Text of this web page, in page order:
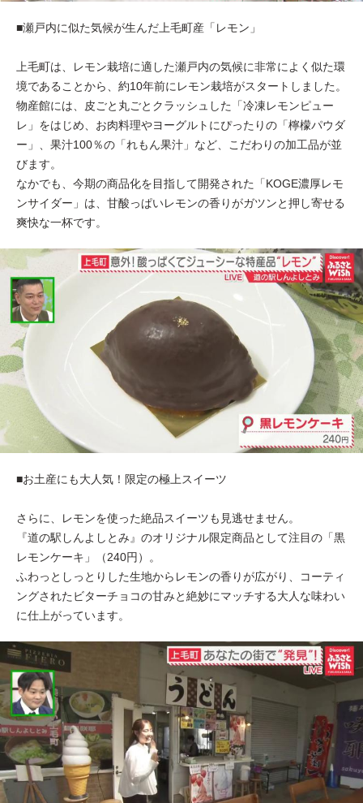
■瀬戸内に似た気候が生んだ上毛町産「レモン」
上毛町は、レモン栽培に適した瀬戸内の気候に非常によく似た環
境であることから、約10年前にレモン栽培がスタートしました。
物産館には、皮ごと丸ごとクラッシュした「冷凍レモンピュー
レ」をはじめ、お肉料理やヨーグルトにぴったりの「檸檬パウダ
ー」、果汁100％の「れもん果汁」など、こだわりの加工品が並
びます。
なかでも、今期の商品化を目指して開発された「KOGE濃厚レモ
ンサイダー」は、甘酸っぱいレモンの香りがガツンと押し寄せる
爽快な一杯です。
■お土産にも大人気！限定の極上スイーツ
さらに、レモンを使った絶品スイーツも見逃せません。
『道の駅しんよしとみ』のオリジナル限定商品として注目の「黒
レモンケーキ」（240円）。
ふわっとしっとりした生地からレモンの香りが広がり、コーティ
ングされたビターチョコの甘みと絶妙にマッチする大人な味わい
に仕上がっています。